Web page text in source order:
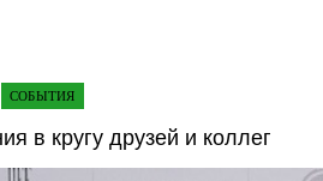
СОБЫТИЯ
в кругу друзей и коллег